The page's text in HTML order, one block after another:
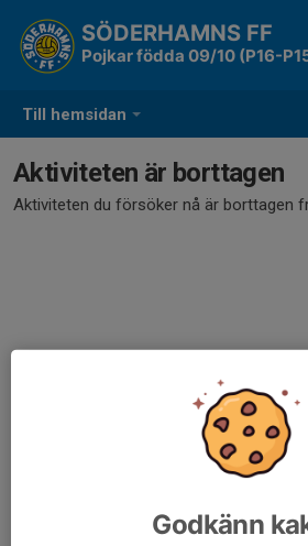
Till hemsidan
SÖDERHAMNS FF
Pojkar födda 09/10 (P16-
Aktiviteten är borttagen
Aktiviteten du försöker nå är borttagen
Godkänn